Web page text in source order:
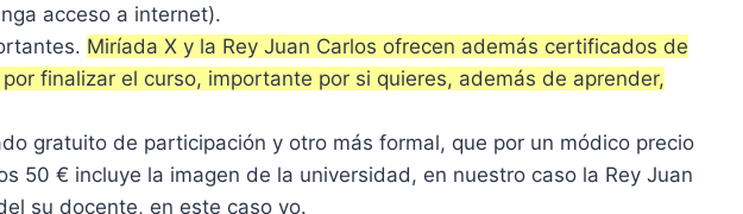
acceso a internet).
Miríada X y la Rey Juan Carlos ofrecen además certificados de
finalizar el curso, importante por si quieres, además de aprender,
gratuito de participación y otro más formal, que por un módico precio
50 € incluye la imagen de la universidad, en nuestro caso la Rey Juan
su docente, en este caso yo.